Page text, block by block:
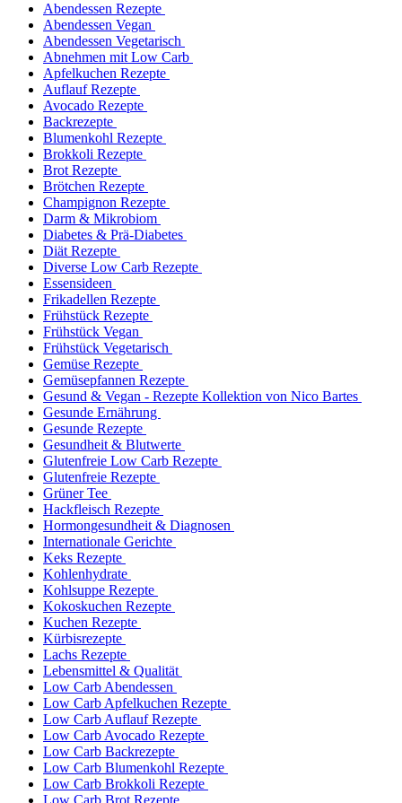
Abendessen Rezepte
Abendessen Vegan
Abendessen Vegetarisch
Abnehmen mit Low Carb
Apfelkuchen Rezepte
Auflauf Rezepte
Avocado Rezepte
Backrezepte
Blumenkohl Rezepte
Brokkoli Rezepte
Brot Rezepte
Brötchen Rezepte
Champignon Rezepte
Darm & Mikrobiom
Diabetes & Prä-Diabetes
Diät Rezepte
Diverse Low Carb Rezepte
Essensideen
Frikadellen Rezepte
Frühstück Rezepte
Frühstück Vegan
Frühstück Vegetarisch
Gemüse Rezepte
Gemüsepfannen Rezepte
Gesund & Vegan - Rezepte Kollektion von Nico Bartes
Gesunde Ernährung
Gesunde Rezepte
Gesundheit & Blutwerte
Glutenfreie Low Carb Rezepte
Glutenfreie Rezepte
Grüner Tee
Hackfleisch Rezepte
Hormongesundheit & Diagnosen
Internationale Gerichte
Keks Rezepte
Kohlenhydrate
Kohlsuppe Rezepte
Kokoskuchen Rezepte
Kuchen Rezepte
Kürbisrezepte
Lachs Rezepte
Lebensmittel & Qualität
Low Carb Abendessen
Low Carb Apfelkuchen Rezepte
Low Carb Auflauf Rezepte
Low Carb Avocado Rezepte
Low Carb Backrezepte
Low Carb Blumenkohl Rezepte
Low Carb Brokkoli Rezepte
Low Carb Brot Rezepte